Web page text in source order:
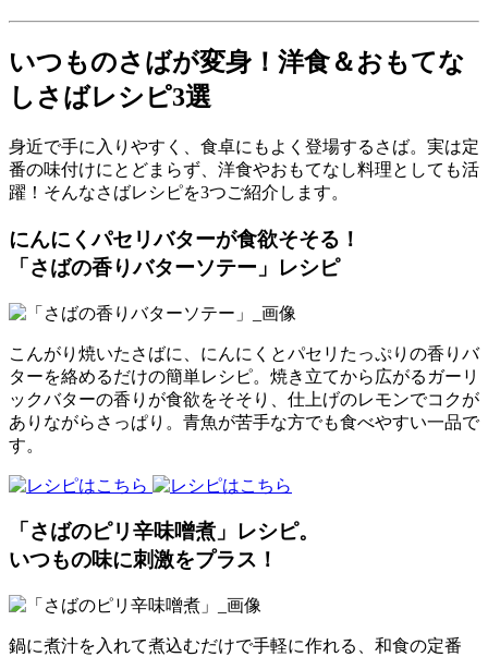
いつものさばが変身！洋食＆おもてな
しさばレシピ3選
身近で手に入りやすく、食卓にもよく登場するさば。実は定
番の味付けにとどまらず、洋食やおもてなし料理としても活
躍！そんなさばレシピを3つご紹介します。
にんにくパセリバターが食欲そそる！
「さばの香りバターソテー」レシピ
こんがり焼いたさばに、にんにくとパセリたっぷりの香りバ
ターを絡めるだけの簡単レシピ。焼き立てから広がるガーリ
ックバターの香りが食欲をそそり、仕上げのレモンでコクが
ありながらさっぱり。青魚が苦手な方でも食べやすい一品で
す。
「さばのピリ辛味噌煮」レシピ。
いつもの味に刺激をプラス！
鍋に煮汁を入れて煮込むだけで手軽に作れる、和食の定番